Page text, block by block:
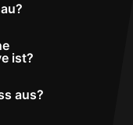
ist?
aus?